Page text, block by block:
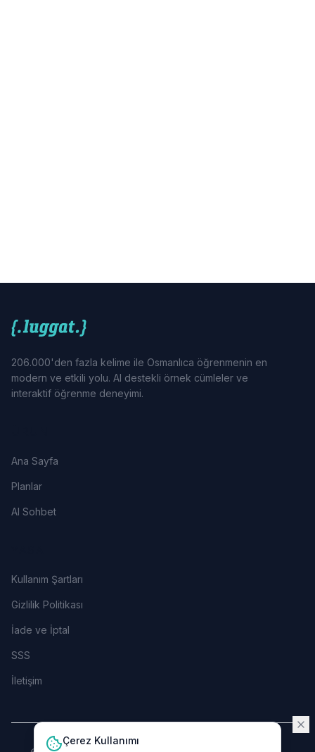
206.000'den fazla kelime ile Osmanlıca öğrenmenin en
modern ve etkili yolu. AI destekli örnek cümleler ve
interaktif öğrenme deneyimi.
Ana Sayfa
Planlar
AI Sohbet
Kullanım Şartları
Gizlilik Politikası
İade ve İptal
SSS
İletişim
Çerez Kullanımı